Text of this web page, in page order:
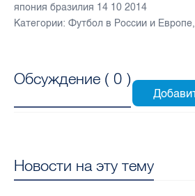
япония бразилия 14 10 2014
Категории: Футбол в России и Европе,
Обсуждение ( 0 )
Новости на эту тему